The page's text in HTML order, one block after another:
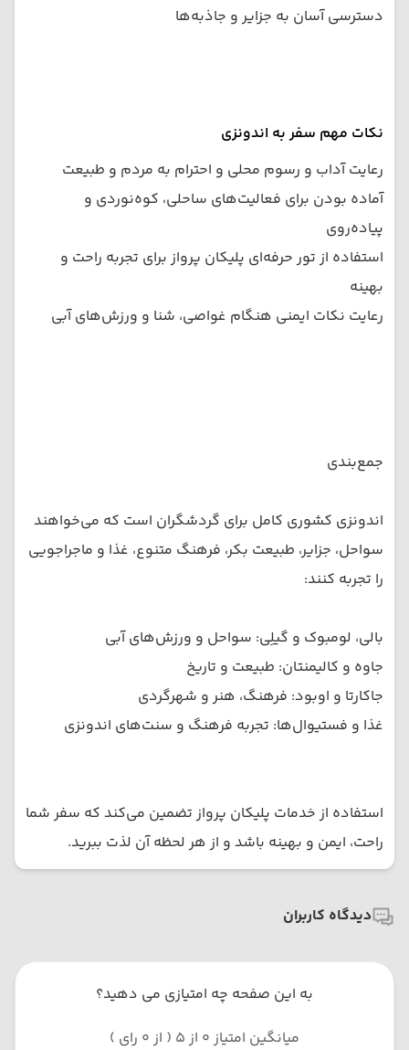
دسترسی آسان به جزایر و جاذبه‌ها
نکات مهم سفر به اندونزی
رعایت آداب و رسوم محلی و احترام به مردم و طبیعت
آماده بودن برای فعالیت‌های ساحلی، کوه‌نوردی و
پیاده‌روی
استفاده از تور حرفه‌ای پلیکان پرواز برای تجربه راحت و
بهینه
رعایت نکات ایمنی هنگام غواصی، شنا و ورزش‌های آبی
جمع‌بندی
اندونزی کشوری کامل برای گردشگران است که می‌خواهند
سواحل، جزایر، طبیعت بکر، فرهنگ متنوع، غذا و ماجراجویی
را تجربه کنند:
بالی، لومبوک و گیلِی: سواحل و ورزش‌های آبی
جاوه و کالیمنتان: طبیعت و تاریخ
جاکارتا و اوبود: فرهنگ، هنر و شهرگردی
غذا و فستیوال‌ها: تجربه فرهنگ و سنت‌های اندونزی
استفاده از خدمات پلیکان پرواز تضمین می‌کند که سفر شما
راحت، ایمن و بهینه باشد و از هر لحظه آن لذت ببرید.
دیدگاه کاربران
به این صفحه چه امتیازی می دهید؟
میانگین امتیاز 0 از 5 ( از 0 رای )